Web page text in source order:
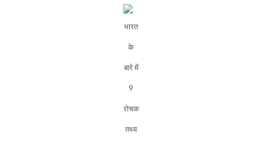
भारत
के
बारे में
9
रोचक
तथ्य